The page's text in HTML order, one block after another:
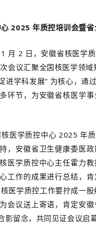
2025 年质控培训会暨
月 2 日 ， 安徽省核医学
会议汇聚全国核医学领
学科发展” 为核心，通
环节，为安徽省核医学
医学质控中心 2025 年
，安徽省卫生健康委医
医学质控中心主任霍力教
工作的成果进行总结，
医学质控工作要拧成一
会议送上寄语，肯定安
留念，共同见证会议启幕